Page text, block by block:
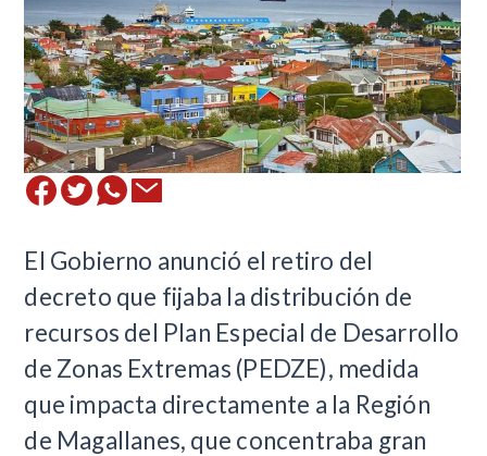
El Gobierno anunció el retiro del
decreto que fijaba la distribución de
recursos del Plan Especial de Desarrollo
de Zonas Extremas (PEDZE), medida
que impacta directamente a la Región
de Magallanes, que concentraba gran